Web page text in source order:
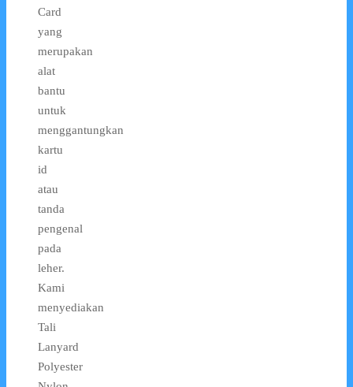
Card
yang
merupakan
alat
bantu
untuk
menggantungkan
kartu
id
atau
tanda
pengenal
pada
leher.
Kami
menyediakan
Tali
Lanyard
Polyester